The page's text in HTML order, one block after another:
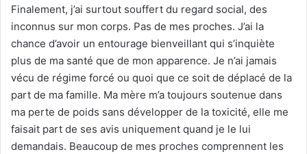
Finalement, j’ai surtout souffert du regard social, des
inconnus sur mon corps. Pas de mes proches. J’ai la
chance d’avoir un entourage bienveillant qui s’inquiète
plus de ma santé que de mon apparence. Je n’ai jamais
vécu de régime forcé ou quoi que ce soit de déplacé de la
part de ma famille. Ma mère m’a toujours soutenue dans
ma perte de poids sans développer de la toxicité, elle me
faisait part de ses avis uniquement quand je le lui
demandais. Beaucoup de mes proches comprennent les